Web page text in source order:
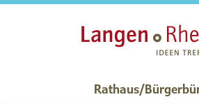
Rathaus/